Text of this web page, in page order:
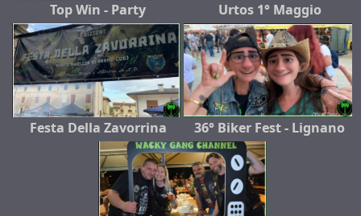
Top Win - Party Urtos 1° Maggio
Festa Della Zavorrina 36° Biker Fest - Lignano